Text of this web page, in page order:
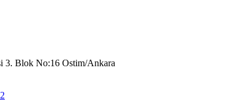
3. Blok No:16 Ostim/Ankara